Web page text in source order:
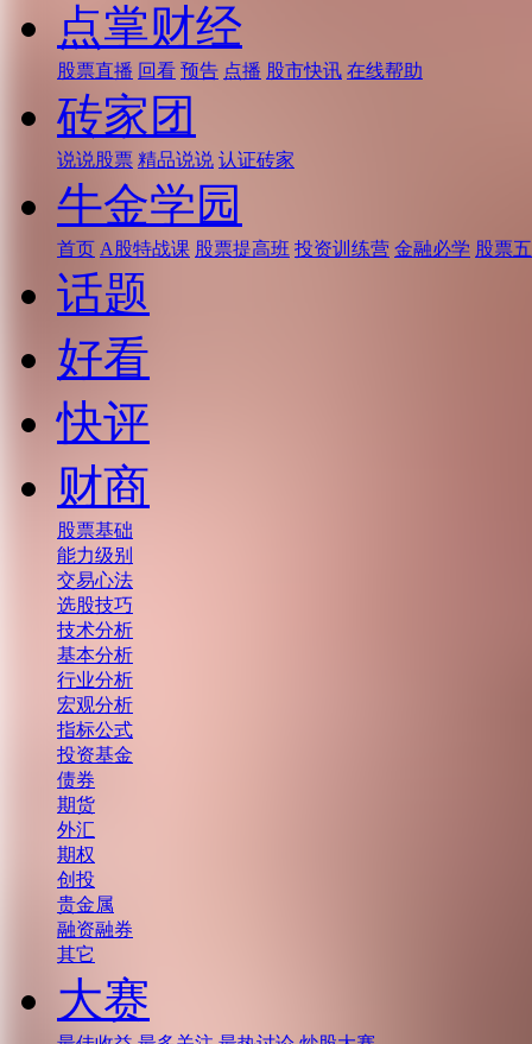
点掌财经
股票直播 回看 预告 点播 股市快讯 在线帮助
砖家团
说说股票 精品说说 认证砖家
牛金学园
首页 A股特战课 股票提高班 投资训练营 金融必学 股票
话题
好看
快评
财商
股票基础
能力级别
交易心法
选股技巧
技术分析
基本分析
行业分析
宏观分析
指标公式
投资基金
债券
期货
外汇
期权
创投
贵金属
融资融券
其它
大赛